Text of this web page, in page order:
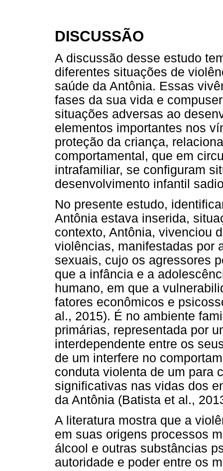
DISCUSSÃO
A discussão desse estudo
diferentes situações de
saúde da Antônia. Essas
fases da sua vida e
situações adversas ao
elementos importantes nos
proteção da criança,
comportamental, que em
intrafamiliar, se configuram
desenvolvimento infantil
No presente estudo,
Antônia estava inserida,
contexto, Antônia, vivenciou
violências, manifestadas por
sexuais, cujo os agressores
que a infância e a
humano, em que a
fatores econômicos e
al., 2015). É no ambiente
primárias, representada por
interdependente entre os
de um interfere no
conduta violenta de um para
significativas nas vidas dos
da Antônia (Batista et al.,
A literatura mostra que a
em suas origens processos
álcool e outras substâncias
autoridade e poder entre os